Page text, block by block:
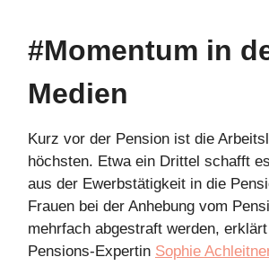
#Momentum in
Medien
Kurz vor der Pension ist die
höchsten. Etwa ein Drittel schafft
aus der Ewerbstätigkeit in die
Frauen bei der Anhebung vom
mehrfach abgestraft werden,
Pensions-Expertin Sophie